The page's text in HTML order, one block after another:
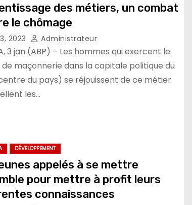
des métiers, un combat
le chômage
2023 Administrateur
3 jan (ABP) – Les hommes qui exercent le
maçonnerie dans la capitale politique du
du pays) se réjouissent de ce métier
les…
DÉVELOPPEMENT
appelés à se mettre
pour mettre à profit leurs
connaissances